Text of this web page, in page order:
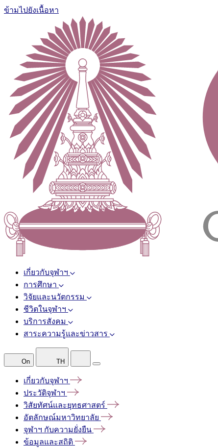
ข้ามไปยังเนื้อหา
เกี่ยวกับจุฬาฯ
การศึกษา
วิจัยและนวัตกรรม
ชีวิตในจุฬาฯ
บริการสังคม
สาระความรู้และข่าวสาร
On TH
เกี่ยวกับจุฬาฯ
ประวัติจุฬาฯ
วิสัยทัศน์และยุทธศาสตร์
อัตลักษณ์มหาวิทยาลัย
จุฬาฯ กับความยั่งยืน
ข้อมูลและสถิติ